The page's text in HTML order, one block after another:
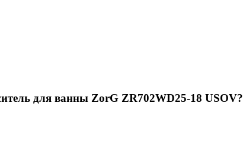
для ванны ZorG ZR702WD25-18 USOV?